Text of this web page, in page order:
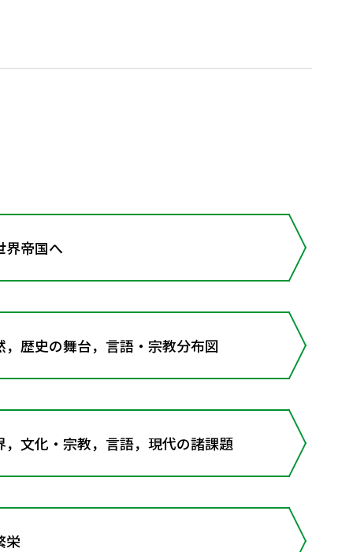
帝国へ
，歴史の舞台，言語・宗教分布図
，文化・宗教，言語，現代の諸課題
栄